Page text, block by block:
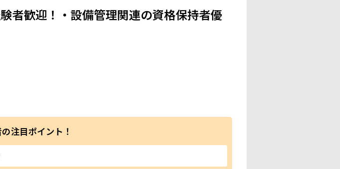
者歓迎！・設備管理関連の資格保持者優
注目ポイント！